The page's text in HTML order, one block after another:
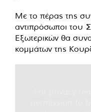
Με το πέρας της
αντιπρόσωποι του
Εξωτερικών θα
κομμάτων της